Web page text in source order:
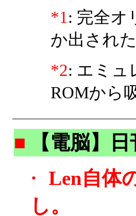
*1: 完全オ
か出され
*2: エミュ
ROMから
■ 【電脳】
・
Len自体
し。